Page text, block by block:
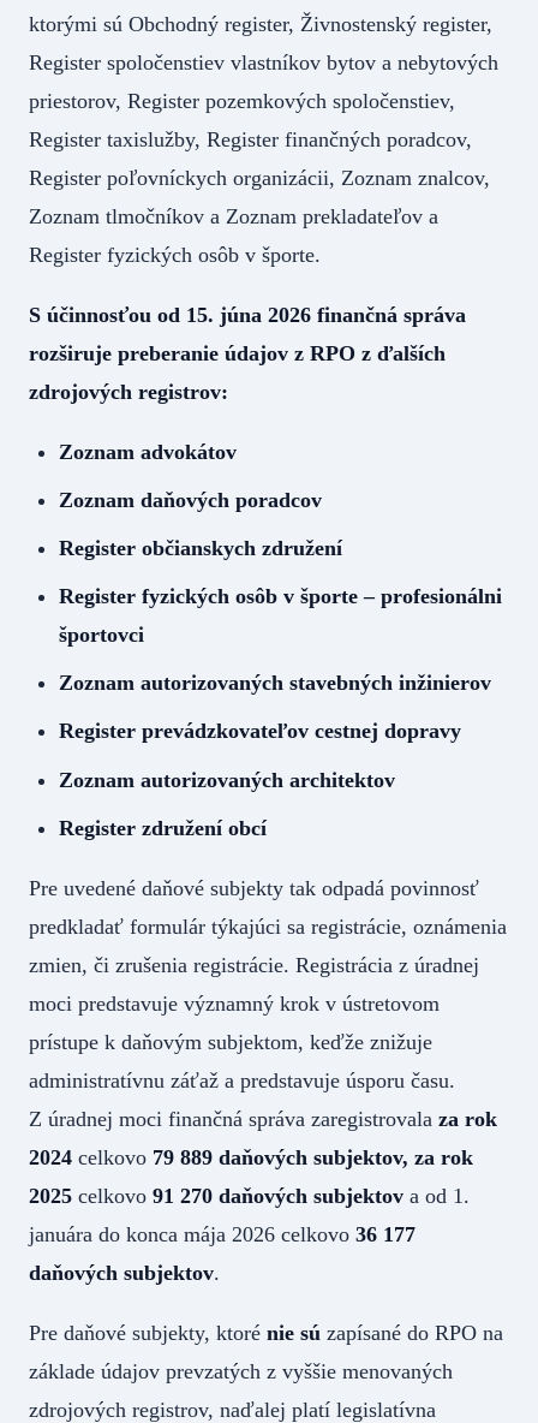
ktorými sú Obchodný register, Živnostenský register,
Register spoločenstiev vlastníkov bytov a nebytových
priestorov, Register pozemkových spoločenstiev,
Register taxislužby, Register finančných poradcov,
Register poľovníckych organizácii, Zoznam znalcov,
Zoznam tlmočníkov a Zoznam prekladateľov a
Register fyzických osôb v športe.
S účinnosťou od 15. júna 2026 finančná správa
rozširuje preberanie údajov z RPO z ďalších
zdrojových registrov:
Zoznam advokátov
Zoznam daňových poradcov
Register občianskych združení
Register fyzických osôb v športe – profesionálni
športovci
Zoznam autorizovaných stavebných inžinierov
Register prevádzkovateľov cestnej dopravy
Zoznam autorizovaných architektov
Register združení obcí
Pre uvedené daňové subjekty tak odpadá povinnosť
predkladať formulár týkajúci sa registrácie, oznámenia
zmien, či zrušenia registrácie. Registrácia z úradnej
moci predstavuje významný krok v ústretovom
prístupe k daňovým subjektom, keďže znižuje
administratívnu záťaž a predstavuje úsporu času.
Z úradnej moci finančná správa zaregistrovala za rok
2024 celkovo 79 889 daňových subjektov, za rok
2025 celkovo 91 270 daňových subjektov a od 1.
januára do konca mája 2026 celkovo 36 177
daňových subjektov.
Pre daňové subjekty, ktoré nie sú zapísané do RPO na
základe údajov prevzatých z vyššie menovaných
zdrojových registrov, naďalej platí legislatívna